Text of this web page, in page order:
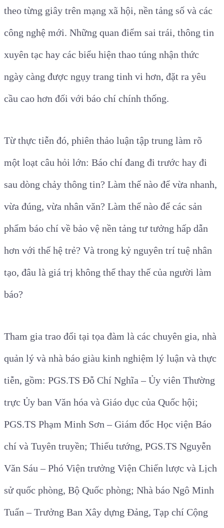
theo từng giây trên mạng xã hội, nền tảng số và các
công nghệ mới. Những quan điểm sai trái, thông tin
xuyên tạc hay các biểu hiện thao túng nhận thức
ngày càng được ngụy trang tinh vi hơn, đặt ra yêu
cầu cao hơn đối với báo chí chính thống.
Từ thực tiễn đó, phiên thảo luận tập trung làm rõ
một loạt câu hỏi lớn: Báo chí đang đi trước hay đi
sau dòng chảy thông tin? Làm thế nào để vừa nhanh,
vừa đúng, vừa nhân văn? Làm thế nào để các sản
phẩm báo chí về bảo vệ nền tảng tư tưởng hấp dẫn
hơn với thế hệ trẻ? Và trong kỷ nguyên trí tuệ nhân
tạo, đâu là giá trị không thể thay thế của người làm
báo?
Tham gia trao đổi tại tọa đàm là các chuyên gia, nhà
quản lý và nhà báo giàu kinh nghiệm lý luận và thực
tiễn, gồm: PGS.TS Đỗ Chí Nghĩa – Ủy viên Thường
trực Ủy ban Văn hóa và Giáo dục của Quốc hội;
PGS.TS Phạm Minh Sơn – Giám đốc Học viện Báo
chí và Tuyên truyền; Thiếu tướng, PGS.TS Nguyễn
Văn Sáu – Phó Viện trưởng Viện Chiến lược và Lịch
sử quốc phòng, Bộ Quốc phòng; Nhà báo Ngô Minh
Tuấn – Trưởng Ban Xây dựng Đảng, Tạp chí Cộng